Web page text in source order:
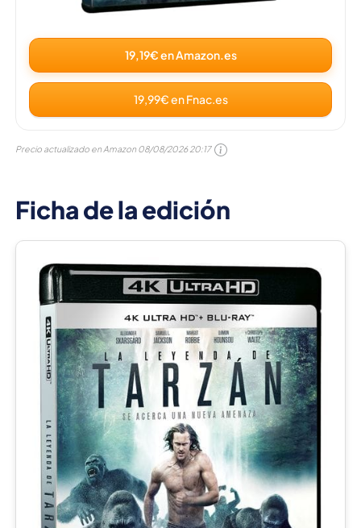
19,19€ en Amazon.es
19,99€ en Fnac.es
Precio actualizado en Amazon 08/08/2026 20:17
Ficha de la edición